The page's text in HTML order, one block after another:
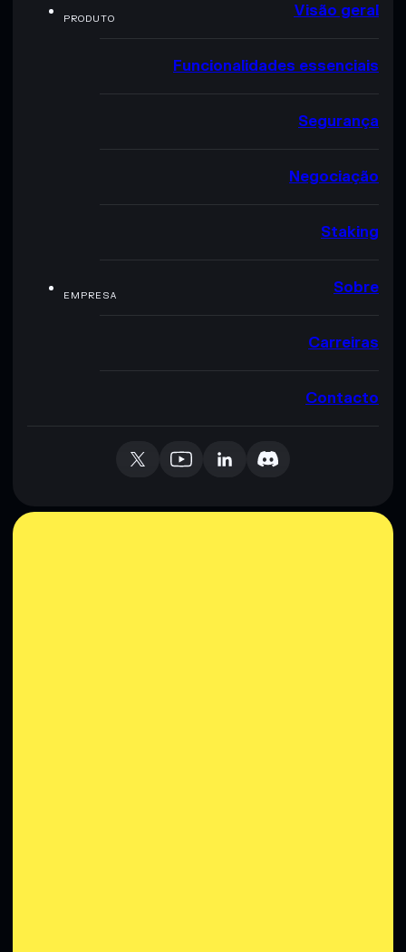
PRODUTO Visão geral
Funcionalidades essenciais
Segurança
Negociação
Staking
EMPRESA Sobre
Carreiras
Contacto